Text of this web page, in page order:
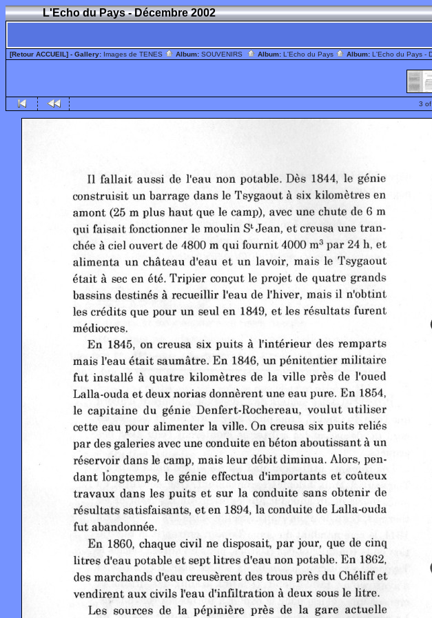
L'Echo du Pays - Décembre 2002
[Retour ACCUEIL] - Gallery: Images de TENES Album: SOUVENIRS Album: L'Echo du Pays Album: L'Echo du Pays -
3 of